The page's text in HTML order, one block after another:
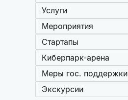
Услуги
Мероприятия
Стартапы
Киберпарк-арена
Меры гос. поддержки
Экскурсии